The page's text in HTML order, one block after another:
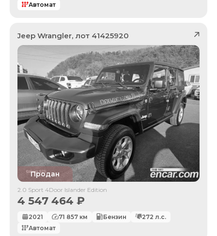
Автомат
Jeep Wrangler, лот 41425920
Продан
2.0 Sport 4Door Islander Edition
4 547 464 ₽
2021 71 857 км Бензин 272 л.с.
Автомат